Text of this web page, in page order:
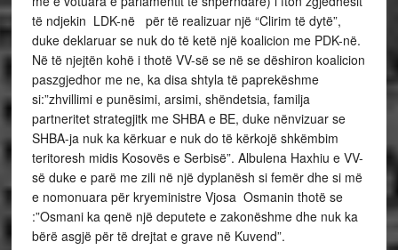
të ndjekin LDK-në për të realizuar një “Clirim të dytë”,
duke deklaruar se nuk do të ketë një koalicion me PDK-në.
Në të njejtën kohë i thotë VV-së se në se dëshiron koalicion
paszgjedhor me ne, ka disa shtyla të paprekëshme
si:”zhvillimi e punësimi, arsimi, shëndetsia, familja
partneritet strategjitk me SHBA e BE, duke nënvizuar se
SHBA-ja nuk ka kërkuar e nuk do të kërkojë shkëmbim
teritoresh midis Kosovës e Serbisë”. Albulena Haxhiu e VV-
së duke e parë me zili në një dyplanësh si femër dhe si më
e nomonuara për kryeministre Vjosa Osmanin thotë se
:”Osmani ka qenë një deputete e zakonëshme dhe nuk ka
bërë asgjë për të drejtat e grave në Kuvend”.